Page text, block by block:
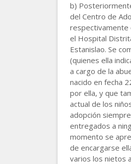
b)
del Centro de
respectivamente
el Hospital
Estanislao. Se
(quienes ella
a cargo de la
nacido en fecha
por ella, y que
actual de los
adopción
entregados a
momento se
de encargarse
varios los nietos